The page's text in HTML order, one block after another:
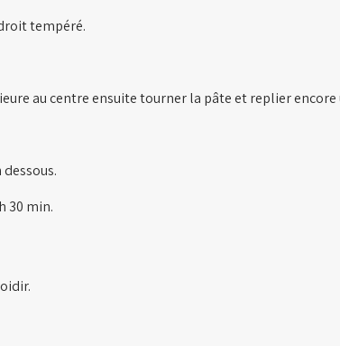
tempéré.
au centre ensuite tourner la pâte et replier
30 min.